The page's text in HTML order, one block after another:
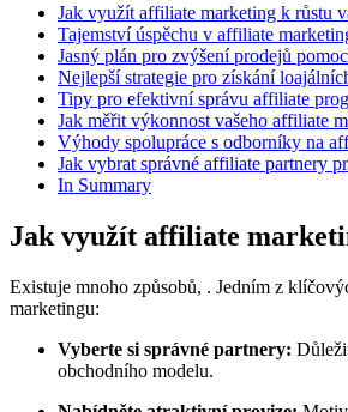
Jak využít affiliate marketing k růstu
Tajemství úspěchu v affiliate
Jasný plán pro zvýšení prodejů
Nejlepší strategie pro získání
Tipy pro efektivní správu affiliate
Jak měřit výkonnost vašeho affiliate
Výhody spolupráce s odborníky na
Jak vybrat správné affiliate partnery
In Summary
Jak využít affiliate
Existuje mnoho způsobů, . Jedním z
marketingu:
Vyberte si správné partnery:
obchodního modelu.